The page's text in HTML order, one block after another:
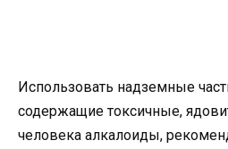
Использовать надземные
содержащие токсичные,
человека алкалоиды,